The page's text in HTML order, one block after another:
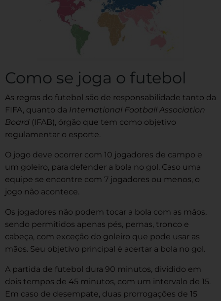
Como se joga o futebol
As regras do futebol são de responsabilidade tanto da
FIFA, quanto da International Football Association
Board (IFAB), órgão que tem como objetivo
regulamentar o esporte.
O jogo deve ocorrer com 10 jogadores de campo e
um goleiro, para defender a bola no gol. Caso uma
equipe se encontre com 7 jogadores ou menos, o
jogo não acontece.
Os jogadores não podem tocar a bola com as mãos,
sendo permitidos apenas pés, pernas, tronco e
cabeça, com exceção do goleiro que pode usar as
mãos. Seu objetivo principal é acertar a bola no gol.
A partida de futebol dura 90 minutos, dividido em
dois tempos de 45 minutos, com um intervalo de 15.
Em caso de desempate, duas prorrogações de 15